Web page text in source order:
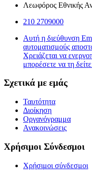
Λεωφόρος Εθνικής
210 2709000
Αυτή η διεύθυνση
αυτοματισμούς
Χρειάζεται να
μπορέσετε να τη
Σχετικά με εμάς
Ταυτότητα
Διοίκηση
Οργανόγραμμα
Ανακοινώσεις
Χρήσιμοι Σύνδεσμοι
Χρήσιμοι σύνδεσμοι